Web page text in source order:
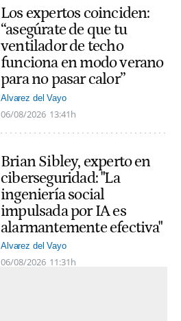
Los expertos coinciden:
“asegúrate de que tu
ventilador de techo
funciona en modo verano
para no pasar calor”
Alvarez del Vayo
06/08/2026 13:41h
Brian Sibley, experto en
ciberseguridad: "La
ingeniería social
impulsada por IA es
alarmantemente efectiva"
Alvarez del Vayo
06/08/2026 11:31h